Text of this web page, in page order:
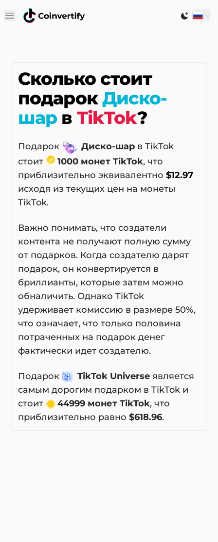
Open main menu
Switch
Сколько стоит
подарокДиско-
шарв TikTok?
Подарок Диско-шар в TikTok
стоит
1000 монет TikTok, что
приблизительно эквивалентно $12.97
исходя из текущих цен на монеты
TikTok.
Важно понимать, что создатели
контента не получают полную сумму
от подарков. Когда создателю дарят
подарок, он конвертируется в
бриллианты, которые затем можно
обналичить. Однако TikTok
удерживает комиссию в размере 50%,
что означает, что только половина
потраченных на подарок денег
фактически идет создателю.
Подарок TikTok Universe является
самым дорогим подарком в TikTok и
стоит
44999 монет TikTok, что
приблизительно равно $618.96.